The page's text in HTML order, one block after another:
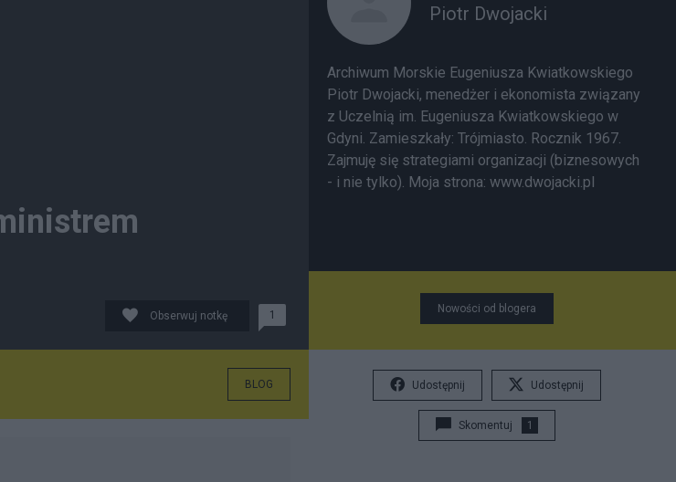
Obserwuj notkę 1
BLOG
Piotr Dwojacki
Archiwum Morskie Eugeniusza Kwiatkowskiego
Piotr Dwojacki, menedżer i ekonomista związany
z Uczelnią im. Eugeniusza Kwiatkowskiego w
Gdyni. Zamieszkały: Trójmiasto. Rocznik 1967.
Zajmuję się strategiami organizacji (biznesowych
- i nie tylko). Moja strona: www.dwojacki.pl
Nowości od blogera
Udostępnij Udostępnij
Skomentuj 1